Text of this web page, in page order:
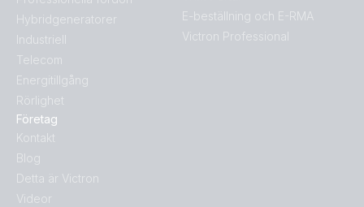
Hybridgeneratorer
Industriell
Telecom
Energitillgång
Rörlighet
Företag
Kontakt
Blog
Detta är Victron
Videor
E-beställning och E-RMA
Victron Professional